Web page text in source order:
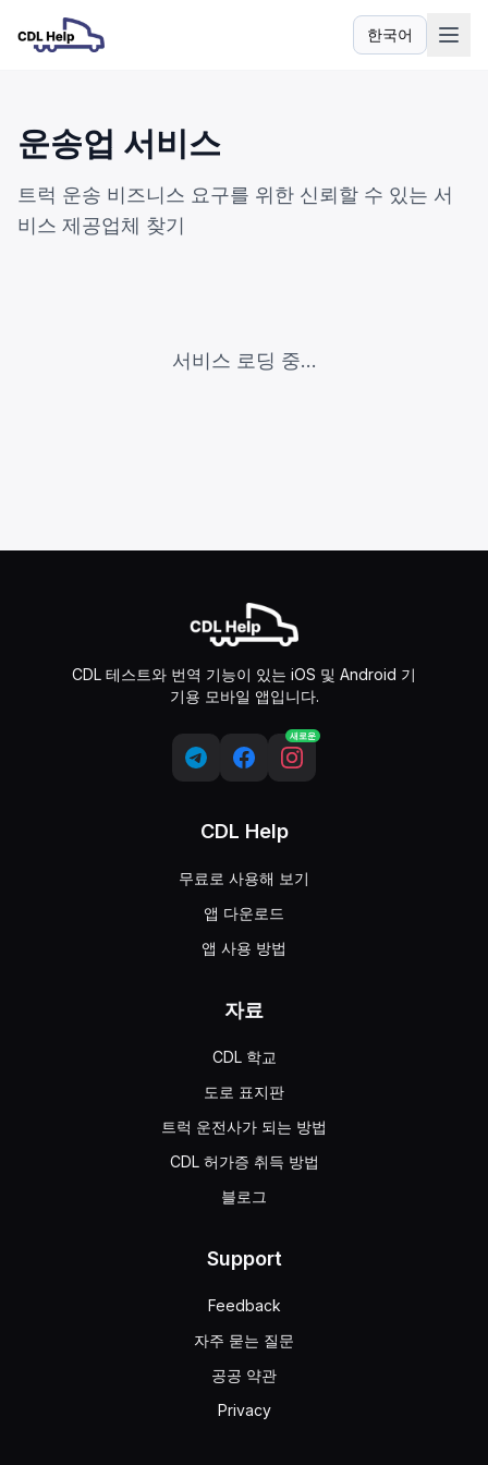
한국어
언어
운송업 서비스
트럭 운송 비즈니스 요구를 위한 신뢰할 수 있는 서
비스 제공업체 찾기
서비스 로딩 중...
CDL 테스트와 번역 기능이 있는 iOS 및 Android 기
기용 모바일 앱입니다.
새로운
CDL Help
무료로 사용해 보기
앱 다운로드
앱 사용 방법
자료
CDL 학교
도로 표지판
트럭 운전사가 되는 방법
CDL 허가증 취득 방법
블로그
Support
Feedback
자주 묻는 질문
공공 약관
Privacy